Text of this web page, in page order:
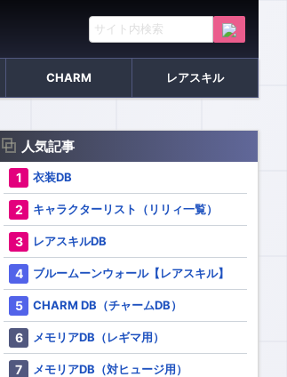
CHARM レアスキル
人気記事
衣装DB
キャラクターリスト（リリィ一覧）
レアスキルDB
ブルームーンウォール【レアスキル】
CHARM DB（チャームDB）
メモリアDB（レギマ用）
メモリアDB（対ヒュージ用）